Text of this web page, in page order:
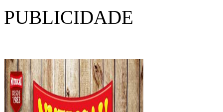
PUBLICIDADE